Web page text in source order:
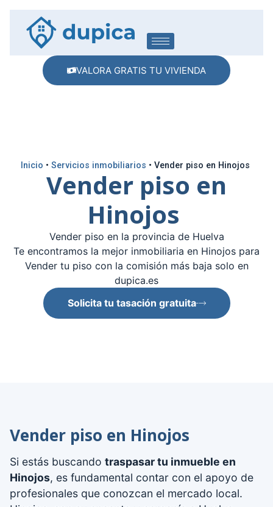
VALORA GRATIS TU VIVIENDA
Inicio • Servicios inmobiliarios • Vender piso en Hinojos
Vender piso en
Hinojos
Vender piso en la provincia de Huelva
Te encontramos la mejor inmobiliaria en Hinojos para
Vender tu piso con la comisión más baja solo en
dupica.es
Solicita tu tasación gratuita
Vender piso en Hinojos
Si estás buscando traspasar tu inmueble en
Hinojos, es fundamental contar con el apoyo de
profesionales que conozcan el mercado local.